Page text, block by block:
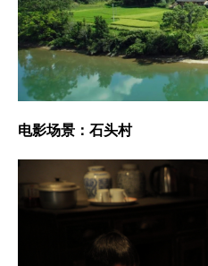
电影场景：石头村